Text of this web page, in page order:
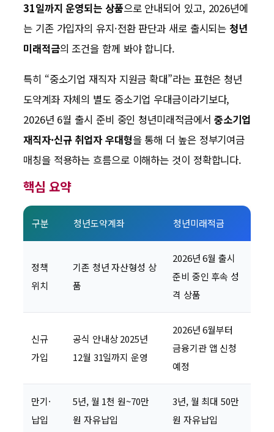
31일까지 운영되는 상품으로 안내되어 있고, 2026년에
는 기존 가입자의 유지·전환 판단과 새로 출시되는청년
미래적금의 조건을 함께 봐야 합니다.
특히 “중소기업 재직자 지원금 확대”라는 표현은 청년
도약계좌 자체의 별도 중소기업 우대금이라기보다,
2026년 6월 출시 준비 중인 청년미래적금에서중소기업
재직자·신규 취업자 우대형을 통해 더 높은 정부기여금
매칭을 적용하는 흐름으로 이해하는 것이 정확합니다.
핵심 요약
구분 청년도약계좌 청년미래적금
정책
위치
기존 청년 자산형성 상
품
2026년 6월 출시
준비 중인 후속 성
격 상품
신규
가입
공식 안내상 2025년
12월 31일까지 운영
2026년 6월부터
금융기관 앱 신청
예정
만기·
납입
5년, 월 1천 원~70만
원 자유납입
3년, 월 최대 50만
원 자유납입